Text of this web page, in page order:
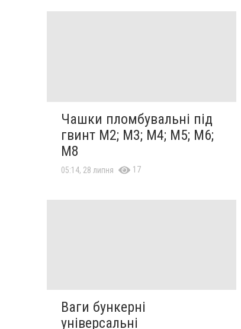
Чашки пломбувальні під
гвинт М2; М3; М4; М5; М6;
М8
05:14, 28 липня 17
Ваги бункерні
універсальні